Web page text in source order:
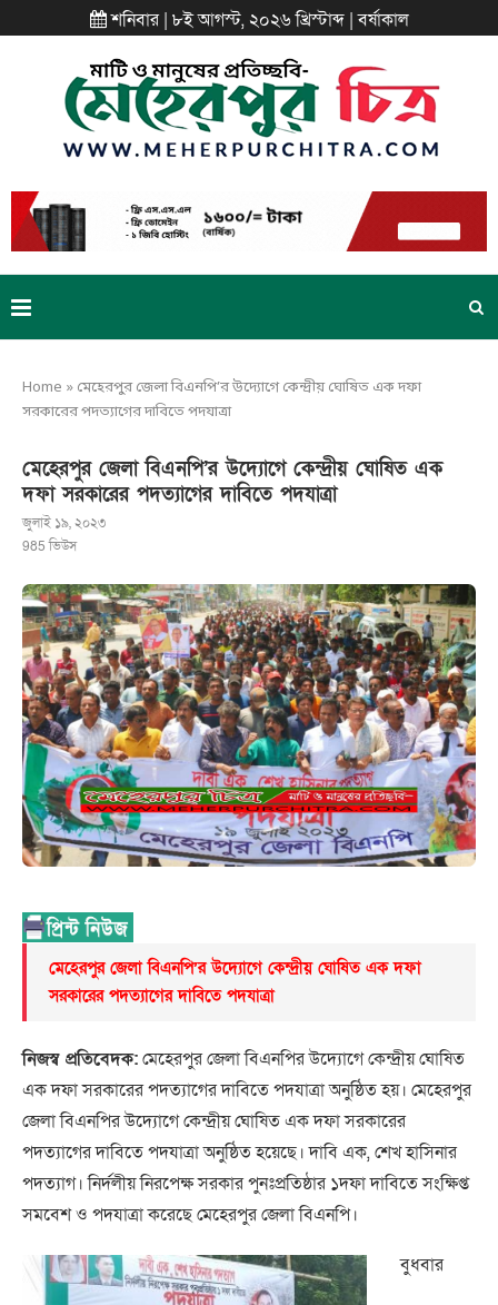
শনিবার | ৮ই আগস্ট, ২০২৬ খ্রিস্টাব্দ | বর্ষাকাল
Home » মেহেরপুর জেলা বিএনপি’র উদ্যোগে কেন্দ্রীয় ঘোষিত এক দফা
সরকারের পদত্যাগের দাবিতে পদযাত্রা
মেহেরপুর জেলা বিএনপি’র উদ্যোগে কেন্দ্রীয় ঘোষিত এক
দফা সরকারের পদত্যাগের দাবিতে পদযাত্রা
জুলাই ১৯, ২০২৩
985ভিউস
মেহেরপুর জেলা বিএনপি’র উদ্যোগে কেন্দ্রীয় ঘোষিত এক দফা
সরকারের পদত্যাগের দাবিতে পদযাত্রা
নিজস্ব প্রতিবেদক:মেহেরপুর জেলা বিএনপির উদ্যোগে কেন্দ্রীয় ঘোষিত
এক দফা সরকারের পদত্যাগের দাবিতে পদযাত্রা অনুষ্ঠিত হয়। মেহেরপুর
জেলা বিএনপির উদ্যোগে কেন্দ্রীয় ঘোষিত এক দফা সরকারের
পদত্যাগের দাবিতে পদযাত্রা অনুষ্ঠিত হয়েছে। দাবি এক, শেখ হাসিনার
পদত্যাগ। নির্দলীয় নিরপেক্ষ সরকার পুনঃপ্রতিষ্ঠার ১দফা দাবিতে সংক্ষিপ্ত
সমবেশ ও পদযাত্রা করেছে মেহেরপুর জেলা বিএনপি।
বুধবার